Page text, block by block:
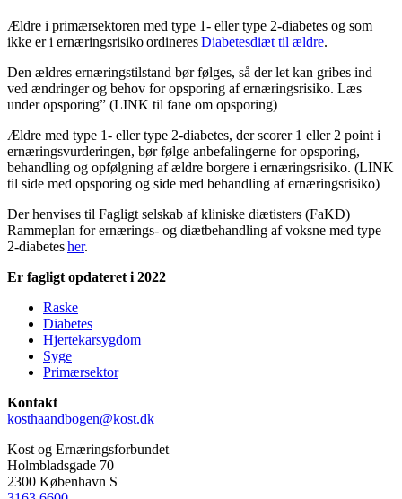
Ældre i primærsektoren med type 1- eller type 2-diabetes og som
ikke er i ernæringsrisiko ordineresDiabetesdiæt til ældre.
Den ældres ernæringstilstand bør følges, så der let kan gribes ind
ved ændringer og behov for opsporing af ernæringsrisiko. Læs
under opsporing” (LINK til fane om opsporing)
Ældre med type 1- eller type 2-diabetes, der scorer 1 eller 2 point i
ernæringsvurderingen, bør følge anbefalingerne for opsporing,
behandling og opfølgning af ældre borgere i ernæringsrisiko. (LINK
til side med opsporing og side med behandling af ernæringsrisiko)
Der henvises til Fagligt selskab af kliniske diætisters (FaKD)
Rammeplan for ernærings- og diætbehandling af voksne med type
2-diabetesher.
Er fagligt opdateret i 2022
Side
menu
Raske
Diabetes
Hjertekarsygdom
Syge
Primærsektor
Kontakt
kosthaandbogen@kost.dk
Kost og Ernæringsforbundet
Holmbladsgade 70
2300 København S